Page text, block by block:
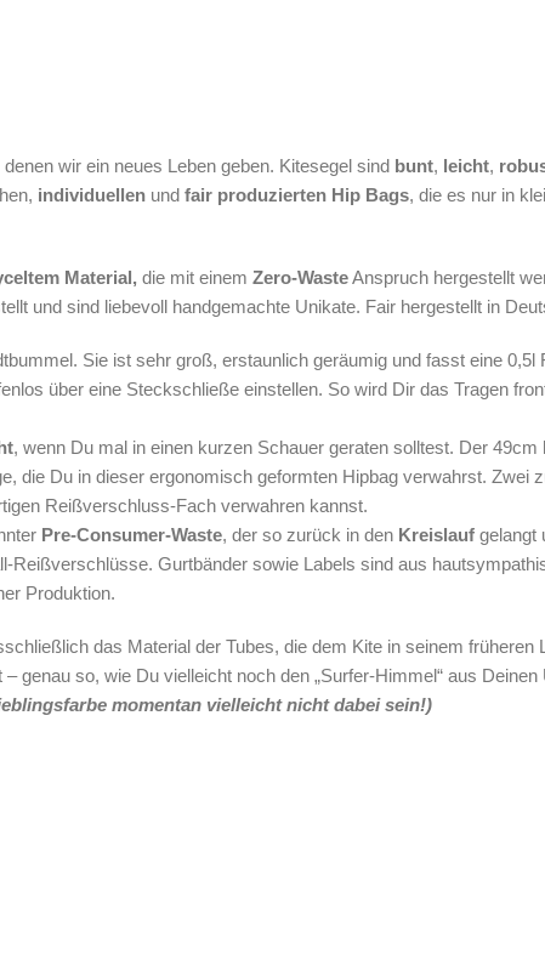
denen wir ein neues Leben geben. Kitesegel sind bunt, leicht,
individuellen und fair produzierten Hip Bags, die es nur in
Material, die mit einem Zero-WasteAnspruch hergestellt
und sind liebevoll handgemachte Unikate. Fair hergestellt in
Sie ist sehr groß, erstaunlich geräumig und fasst eine
über eine Steckschließe einstellen. So wird Dir das Tragen
, wenn Du mal in einen kurzen Schauer geraten solltest. Der
die Du in dieser ergonomisch geformten Hipbag verwahrst. Zwei
Reißverschluss-Fach verwahren kannst.
Pre-Consumer-Waste, der so zurück in den Kreislauf gelangt
Gurtbänder sowie Labels sind aus
Produktion.
das Material der Tubes, die dem Kite in seinem früheren
so, wie Du vielleicht noch den „Surfer-Himmel“ aus
momentan vielleicht nicht dabei sein!)